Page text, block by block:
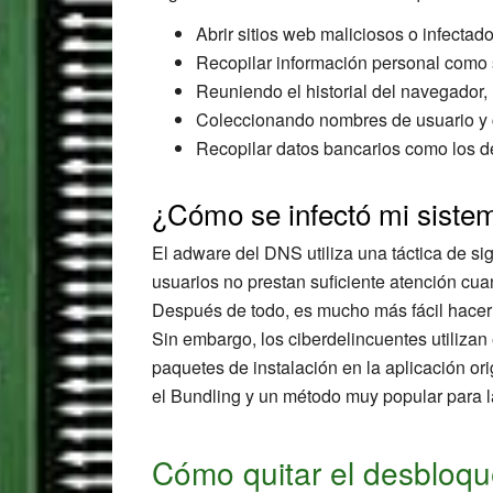
Abrir sitios web maliciosos o
Recopilar información personal
Reuniendo el historial del
Coleccionando nombres de usuario y
Recopilar datos bancarios como los
¿Cómo se infectó mi
El adware del DNS utiliza una táctica de
usuarios no prestan suficiente atención
Después de todo, es mucho más fácil
Sin embargo, los ciberdelincuentes
paquetes de instalación en la aplicación
el Bundling y un método muy popular
Cómo quitar el